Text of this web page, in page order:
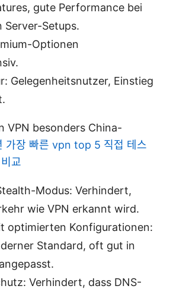
gute Performance bei
Server-Setups.
Optionen
Gelegenheitsnutzer, Einstieg
VPN besonders China-
가장 빠른 vpn top 5 직접 테스
교
Modus: Verhindert,
wie VPN erkannt wird.
optimierten Konfigurationen:
Standard, oft gut in
Verhindert, dass DNS-